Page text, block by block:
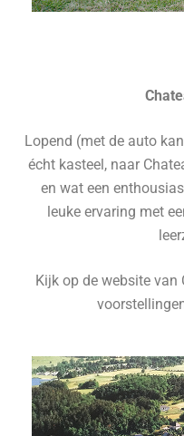
Lopend (met de auto
écht kasteel, naar
en wat een
leuke ervaring met
Kijk op de website